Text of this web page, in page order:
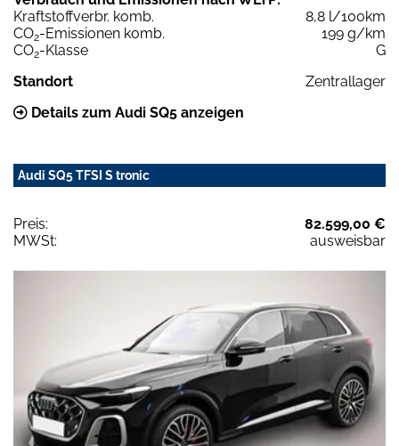
Kraftstoffverbr. komb.
8,8 l/100km
CO2-Emissionen komb.
199 g/km
CO2-Klasse
G
Standort
Zentrallager
Details zum Audi SQ5 anzeigen
Audi SQ5 TFSI S tronic
Preis:
82.599,00 €
MWSt:
ausweisbar